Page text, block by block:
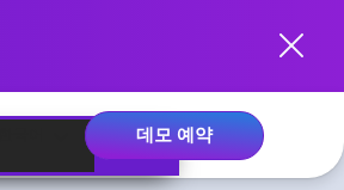
데모 예약